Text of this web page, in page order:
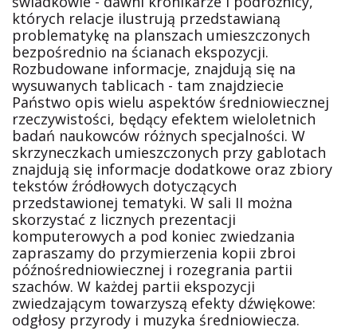
których relacje ilustrują przedstawianą
problematykę na planszach umieszczonych
bezpośrednio na ścianach ekspozycji.
Rozbudowane informacje, znajdują się na
wysuwanych tablicach - tam znajdziecie
Państwo opis wielu aspektów średniowiecznej
rzeczywistości, będący efektem wieloletnich
badań naukowców różnych specjalności. W
skrzyneczkach umieszczonych przy gablotach
znajdują się informacje dodatkowe oraz zbiory
tekstów źródłowych dotyczących
przedstawionej tematyki. W sali II można
skorzystać z licznych prezentacji
komputerowych a pod koniec zwiedzania
zapraszamy do przymierzenia kopii zbroi
późnośredniowiecznej i rozegrania partii
szachów. W każdej partii ekspozycji
zwiedzającym towarzyszą efekty dźwiękowe:
odgłosy przyrody i muzyka średniowiecza.